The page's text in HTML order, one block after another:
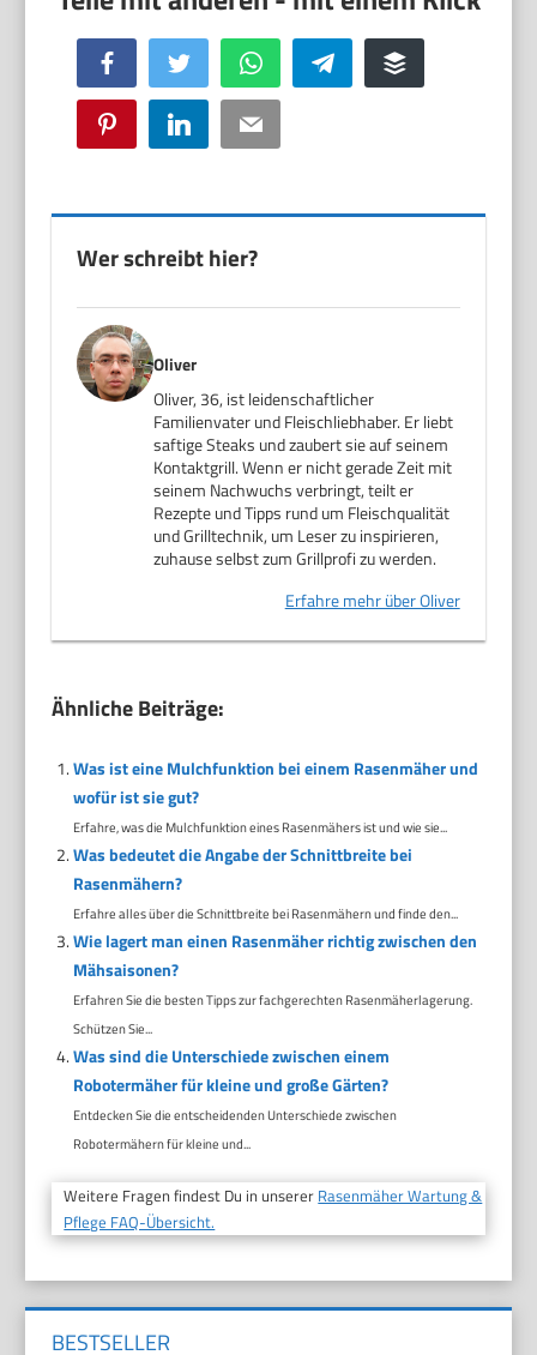
Facebook Twitter WhatsApp Telegram Buffer
Pinterest LinkedIn Email
Wer schreibt hier?
Oliver
Oliver, 36, ist leidenschaftlicher
Familienvater und Fleischliebhaber. Er liebt
saftige Steaks und zaubert sie auf seinem
Kontaktgrill. Wenn er nicht gerade Zeit mit
seinem Nachwuchs verbringt, teilt er
Rezepte und Tipps rund um Fleischqualität
und Grilltechnik, um Leser zu inspirieren,
zuhause selbst zum Grillprofi zu werden.
Erfahre mehr über Oliver
Ähnliche Beiträge:
Was ist eine Mulchfunktion bei einem Rasenmäher und
wofür ist sie gut?
Erfahre, was die Mulchfunktion eines Rasenmähers ist und wie sie...
Was bedeutet die Angabe der Schnittbreite bei
Rasenmähern?
Erfahre alles über die Schnittbreite bei Rasenmähern und finde den...
Wie lagert man einen Rasenmäher richtig zwischen den
Mähsaisonen?
Erfahren Sie die besten Tipps zur fachgerechten Rasenmäherlagerung.
Schützen Sie...
Was sind die Unterschiede zwischen einem
Robotermäher für kleine und große Gärten?
Entdecken Sie die entscheidenden Unterschiede zwischen
Robotermähern für kleine und...
Weitere Fragen findest Du in unserer Rasenmäher Wartung &
Pflege FAQ-Übersicht.
BESTSELLER